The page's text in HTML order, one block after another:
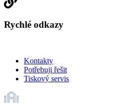
Rychlé odkazy
Kontakty
Potřebuji řešit
Tiskový servis